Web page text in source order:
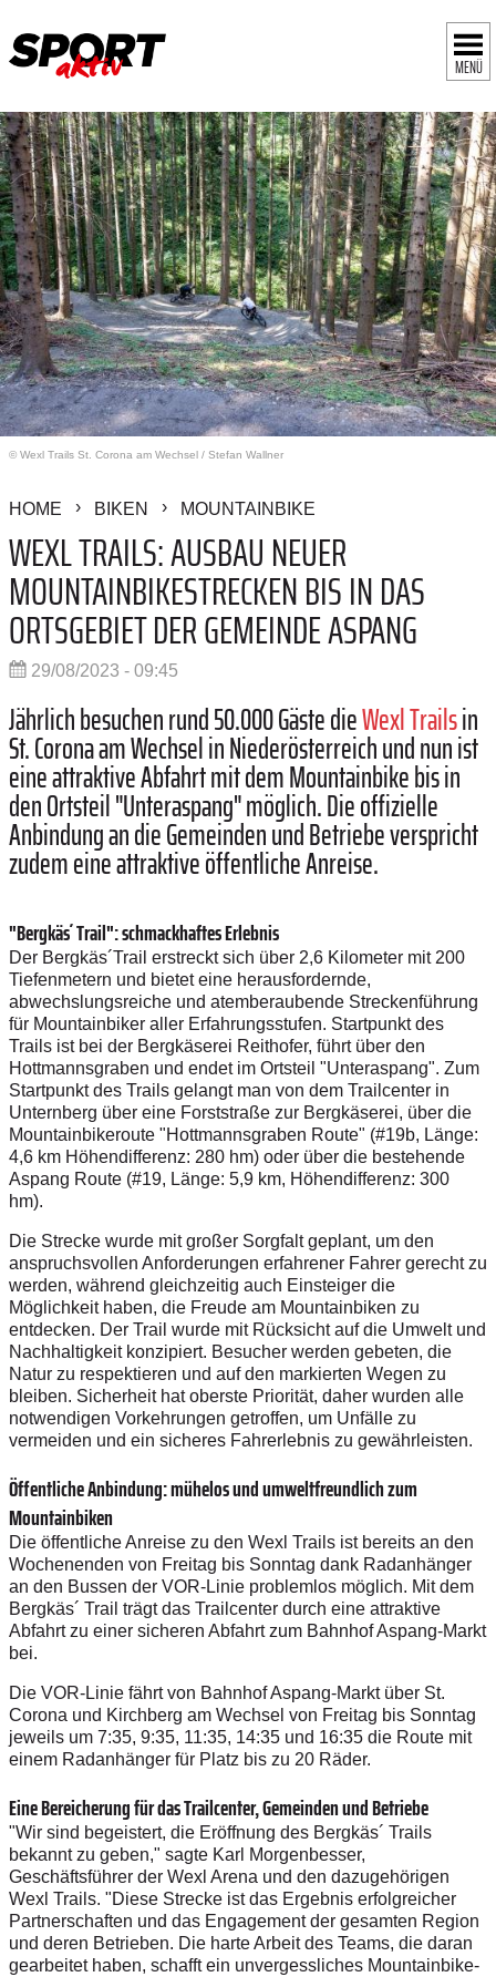
MENÜ
© Wexl Trails St. Corona am Wechsel / Stefan Wallner
HOME BIKEN MOUNTAINBIKE
WEXL TRAILS: AUSBAU NEUER
MOUNTAINBIKESTRECKEN BIS IN DAS
ORTSGEBIET DER GEMEINDE ASPANG
29/08/2023 - 09:45
Jährlich besuchen rund 50.000 Gäste dieWexl Trailsin
St. Corona am Wechsel in Niederösterreich und nun ist
eine attraktive Abfahrt mit dem Mountainbike bis in
den Ortsteil "Unteraspang" möglich. Die offizielle
Anbindung an die Gemeinden und Betriebe verspricht
zudem eine attraktive öffentliche Anreise.
"Bergkäs´ Trail": schmackhaftes Erlebnis
Der Bergkäs´Trail erstreckt sich über 2,6 Kilometer mit 200
Tiefenmetern und bietet eine herausfordernde,
abwechslungsreiche und atemberaubende Streckenführung
für Mountainbiker aller Erfahrungsstufen. Startpunkt des
Trails ist bei der Bergkäserei Reithofer, führt über den
Hottmannsgraben und endet im Ortsteil "Unteraspang". Zum
Startpunkt des Trails gelangt man von dem Trailcenter in
Unternberg über eine Forststraße zur Bergkäserei, über die
Mountainbikeroute "Hottmannsgraben Route" (#19b, Länge:
4,6 km Höhendifferenz: 280 hm) oder über die bestehende
Aspang Route (#19, Länge: 5,9 km, Höhendifferenz: 300
hm).
Die Strecke wurde mit großer Sorgfalt geplant, um den
anspruchsvollen Anforderungen erfahrener Fahrer gerecht zu
werden, während gleichzeitig auch Einsteiger die
Möglichkeit haben, die Freude am Mountainbiken zu
entdecken. Der Trail wurde mit Rücksicht auf die Umwelt und
Nachhaltigkeit konzipiert. Besucher werden gebeten, die
Natur zu respektieren und auf den markierten Wegen zu
bleiben. Sicherheit hat oberste Priorität, daher wurden alle
notwendigen Vorkehrungen getroffen, um Unfälle zu
vermeiden und ein sicheres Fahrerlebnis zu gewährleisten.
Öffentliche Anbindung: mühelos und umweltfreundlich zum
Mountainbiken
Die öffentliche Anreise zu den Wexl Trails ist bereits an den
Wochenenden von Freitag bis Sonntag dank Radanhänger
an den Bussen der VOR-Linie problemlos möglich. Mit dem
Bergkäs´ Trail trägt das Trailcenter durch eine attraktive
Abfahrt zu einer sicheren Abfahrt zum Bahnhof Aspang-Markt
bei.
Die VOR-Linie fährt von Bahnhof Aspang-Markt über St.
Corona und Kirchberg am Wechsel von Freitag bis Sonntag
jeweils um 7:35, 9:35, 11:35, 14:35 und 16:35 die Route mit
einem Radanhänger für Platz bis zu 20 Räder.
Eine Bereicherung für das Trailcenter, Gemeinden und Betriebe
"Wir sind begeistert, die Eröffnung des Bergkäs´ Trails
bekannt zu geben," sagte Karl Morgenbesser,
Geschäftsführer der Wexl Arena und den dazugehörigen
Wexl Trails. "Diese Strecke ist das Ergebnis erfolgreicher
Partnerschaften und das Engagement der gesamten Region
und deren Betrieben. Die harte Arbeit des Teams, die daran
gearbeitet haben, schafft ein unvergessliches Mountainbike-